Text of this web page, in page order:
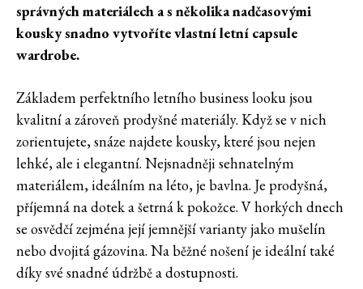
správných materiálech a s několika nadčasovými
kousky snadno vytvoříte vlastní letní capsule
wardrobe.
Základem perfektního letního business looku jsou
kvalitní a zároveň prodyšné materiály. Když se v nich
zorientujete, snáze najdete kousky, které jsou nejen
lehké, ale i elegantní. Nejsnadněji sehnatelným
materiálem, ideálním na léto, je bavlna. Je prodyšná,
příjemná na dotek a šetrná k pokožce. V horkých dnech
se osvědčí zejména její jemnější varianty jako mušelín
nebo dvojitá gázovina. Na běžné nošení je ideální také
díky své snadné údržbě a dostupnosti.